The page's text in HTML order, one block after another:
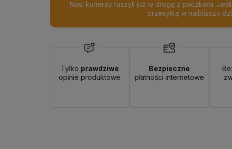
Nasi kurierzy ruszyli już w drogę z paczkami.
przesyłkę w najbliższy
Tylko prawdziwe
opinie produktowe
Bezpieczne
płatności internetowe